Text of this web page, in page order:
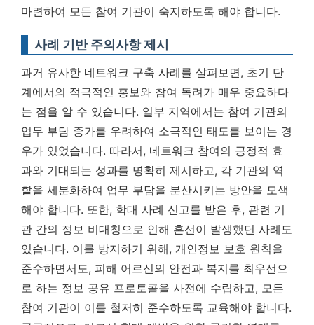
마련하여 모든 참여 기관이 숙지하도록 해야 합니다.
사례 기반 주의사항 제시
과거 유사한 네트워크 구축 사례를 살펴보면, 초기 단
계에서의 적극적인 홍보와 참여 독려가 매우 중요하다
는 점을 알 수 있습니다. 일부 지역에서는 참여 기관의
업무 부담 증가를 우려하여 소극적인 태도를 보이는 경
우가 있었습니다. 따라서, 네트워크 참여의 긍정적 효
과와 기대되는 성과를 명확히 제시하고, 각 기관의 역
할을 세분화하여 업무 부담을 분산시키는 방안을 모색
해야 합니다. 또한, 학대 사례 신고를 받은 후, 관련 기
관 간의 정보 비대칭으로 인해 혼선이 발생했던 사례도
있습니다. 이를 방지하기 위해, 개인정보 보호 원칙을
준수하면서도, 피해 어르신의 안전과 복지를 최우선으
로 하는 정보 공유 프로토콜을 사전에 수립하고, 모든
참여 기관이 이를 철저히 준수하도록 교육해야 합니다.